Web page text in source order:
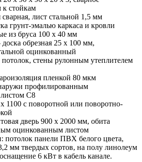
к стойкам
лист стальной 1,5 мм
грунт-эмалью каркаса и кровли
из бруса 100 х 40 мм
обрезная 25 х 100 мм,
оцинкованный
стены рулонным утеплителем
пленкой 80 мкм
профилированным
С8
с поворотной или поворотно-
дверь 900 х 2000 мм, обита
оцинкованным листом
потолок панели ПВХ белого цвета,
мм твердых сортов, на полу линолеум
6 кВт в кабель канале.